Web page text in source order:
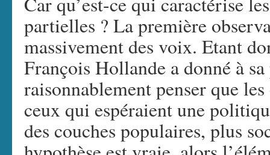
partielles ? La première
massivement des voix. Etant
François Hollande a donné à
raisonnablement penser que
ceux qui espéraient une
des couches populaires, plus